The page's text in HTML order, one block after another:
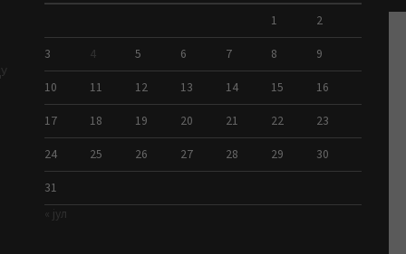
1 2
3 4 5 6 7 8 9
10 11 12 13 14 15 16
17 18 19 20 21 22 23
24 25 26 27 28 29 30
31
« јул